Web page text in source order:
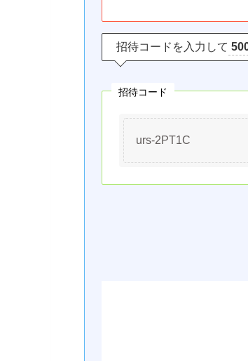
招待コードを入力して
招待コード
urs-2PT1C